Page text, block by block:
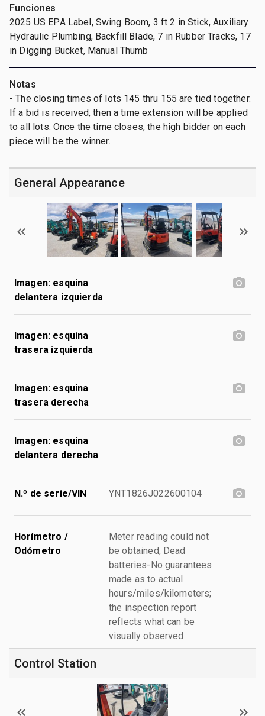
Funciones
2025 US EPA Label, Swing Boom, 3 ft 2 in Stick, Auxiliary
Hydraulic Plumbing, Backfill Blade, 7 in Rubber Tracks, 17
in Digging Bucket, Manual Thumb
Notas
- The closing times of lots 145 thru 155 are tied together.
If a bid is received, then a time extension will be applied
to all lots. Once the time closes, the high bidder on each
piece will be the winner.
General Appearance
Imagen: esquina
delantera izquierda
Imagen: esquina
trasera izquierda
Imagen: esquina
trasera derecha
Imagen: esquina
delantera derecha
N.º de serie/VIN YNT1826J022600104
Horímetro /
Odómetro
Meter reading could not
be obtained, Dead
batteries-No guarantees
made as to actual
hours/miles/kilometers;
the inspection report
reflects what can be
visually observed.
Control Station